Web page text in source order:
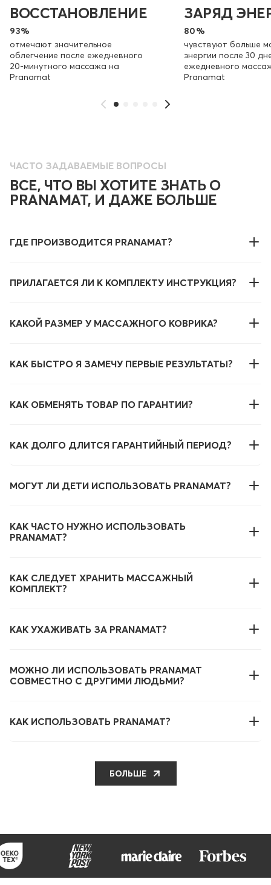
ВОССТАНОВЛЕНИЕ
93%
отмечают значительное
облегчение после ежедневного
20-минутного массажа на
Pranamat
ЗАРЯД
80%
чувствуют больше
энергии после 30
ежедневного
Pranamat
ЧАСТО ЗАДАВАЕМЫЕ ВОПРОСЫ
ВСЕ, ЧТО ВЫ ХОТИТЕ ЗНАТЬ О
PRANAMAT, И ДАЖЕ БОЛЬШЕ
ГДЕ ПРОИЗВОДИТСЯ PRANAMAT?
ПРИЛАГАЕТСЯ ЛИ К КОМПЛЕКТУ ИНСТРУКЦИЯ?
КАКОЙ РАЗМЕР У МАССАЖНОГО КОВРИКА?
КАК БЫСТРО Я ЗАМЕЧУ ПЕРВЫЕ РЕЗУЛЬТАТЫ?
КАК ОБМЕНЯТЬ ТОВАР ПО ГАРАНТИИ?
КАК ДОЛГО ДЛИТСЯ ГАРАНТИЙНЫЙ ПЕРИОД?
МОГУТ ЛИ ДЕТИ ИСПОЛЬЗОВАТЬ PRANAMAT?
КАК ЧАСТО НУЖНО ИСПОЛЬЗОВАТЬ
PRANAMAT?
КАК СЛЕДУЕТ ХРАНИТЬ МАССАЖНЫЙ
КОМПЛЕКТ?
КАК УХАЖИВАТЬ ЗА PRANAMAT?
МОЖНО ЛИ ИСПОЛЬЗОВАТЬ PRANAMAT
СОВМЕСТНО С ДРУГИМИ ЛЮДЬМИ?
КАК ИСПОЛЬЗОВАТЬ PRANAMAT?
БОЛЬШЕ